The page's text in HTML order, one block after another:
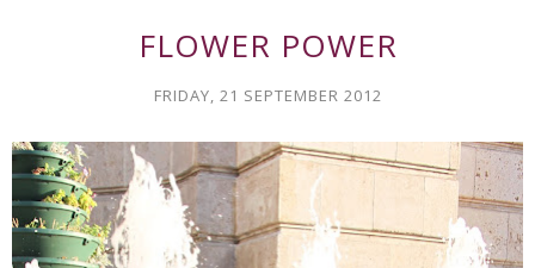
FLOWER POWER
FRIDAY, 21 SEPTEMBER 2012